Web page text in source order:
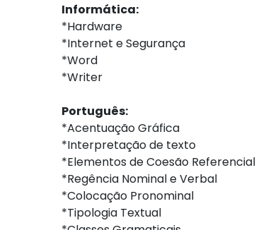
Informática:
*Hardware
*Internet e Segurança
*Word
*Writer
Português:
*Acentuação Gráfica
*Interpretação de texto
*Elementos de Coesão Referencial
*Regência Nominal e Verbal
*Colocação Pronominal
*Tipologia Textual